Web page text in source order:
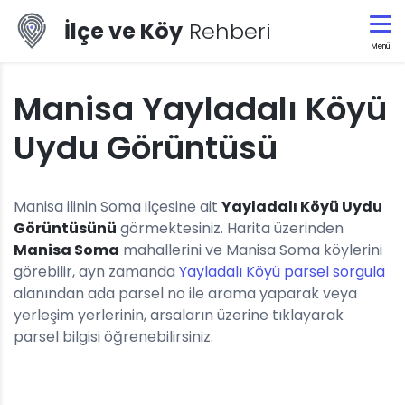
İlçe ve Köy Rehberi
Menü
Manisa Yayladalı Köyü
Uydu Görüntüsü
Manisa ilinin Soma ilçesine ait Yayladalı Köyü Uydu
Görüntüsünü görmektesiniz. Harita üzerinden
Manisa Soma mahallerini ve Manisa Soma köylerini
görebilir, ayn zamanda Yayladalı Köyü parsel sorgula
alanından ada parsel no ile arama yaparak veya
yerleşim yerlerinin, arsaların üzerine tıklayarak
parsel bilgisi öğrenebilirsiniz.